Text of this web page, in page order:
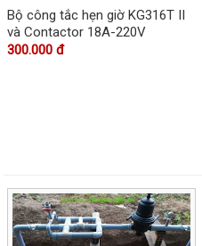
Bộ công tắc hẹn giờ KG316T II
và Contactor 18A-220V
300.000 đ